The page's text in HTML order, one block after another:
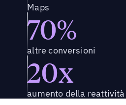
Maps
70%
altre conversioni
20x
aumento della